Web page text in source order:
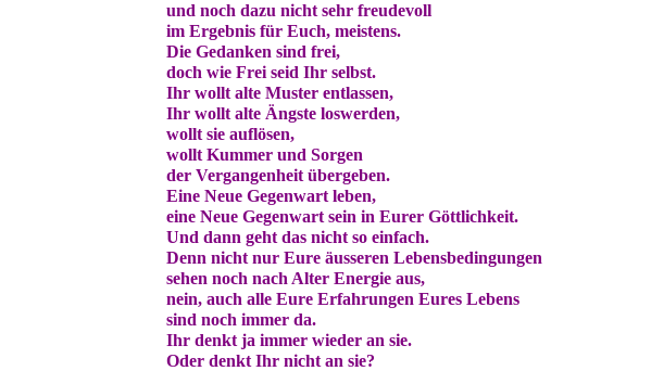
und noch dazu nicht sehr freudevoll
im Ergebnis für Euch, meistens.
Die Gedanken sind frei,
doch wie Frei seid Ihr selbst.
Ihr wollt alte Muster entlassen,
Ihr wollt alte Ängste loswerden,
wollt sie auflösen,
wollt Kummer und Sorgen
der Vergangenheit übergeben.
Eine Neue Gegenwart leben,
eine Neue Gegenwart sein in Eurer Göttlichkeit.
Und dann geht das nicht so einfach.
Denn nicht nur Eure äusseren Lebensbedingungen
sehen noch nach Alter Energie aus,
nein, auch alle Eure Erfahrungen Eures Lebens
sind noch immer da.
Ihr denkt ja immer wieder an sie.
Oder denkt Ihr nicht an sie?